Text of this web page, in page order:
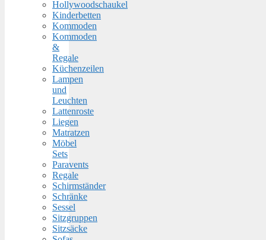
Hollywoodschaukel
Kinderbetten
Kommoden
Kommoden
&
Regale
Küchenzeilen
Lampen
und
Leuchten
Lattenroste
Liegen
Matratzen
Möbel
Sets
Paravents
Regale
Schirmständer
Schränke
Sessel
Sitzgruppen
Sitzsäcke